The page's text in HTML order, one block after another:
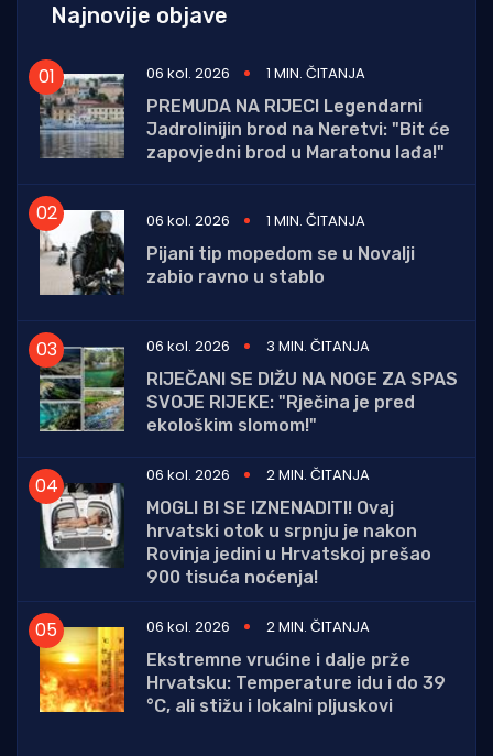
Najnovije objave
06 kol. 2026
1 MIN. ČITANJA
PREMUDA NA RIJECI Legendarni
Jadrolinijin brod na Neretvi: "Bit će
zapovjedni brod u Maratonu lađa!"
06 kol. 2026
1 MIN. ČITANJA
Pijani tip mopedom se u Novalji
zabio ravno u stablo
06 kol. 2026
3 MIN. ČITANJA
RIJEČANI SE DIŽU NA NOGE ZA SPAS
SVOJE RIJEKE: "Rječina je pred
ekološkim slomom!"
06 kol. 2026
2 MIN. ČITANJA
MOGLI BI SE IZNENADITI! Ovaj
hrvatski otok u srpnju je nakon
Rovinja jedini u Hrvatskoj prešao
900 tisuća noćenja!
06 kol. 2026
2 MIN. ČITANJA
Ekstremne vrućine i dalje prže
Hrvatsku: Temperature idu i do 39
°C, ali stižu i lokalni pljuskovi